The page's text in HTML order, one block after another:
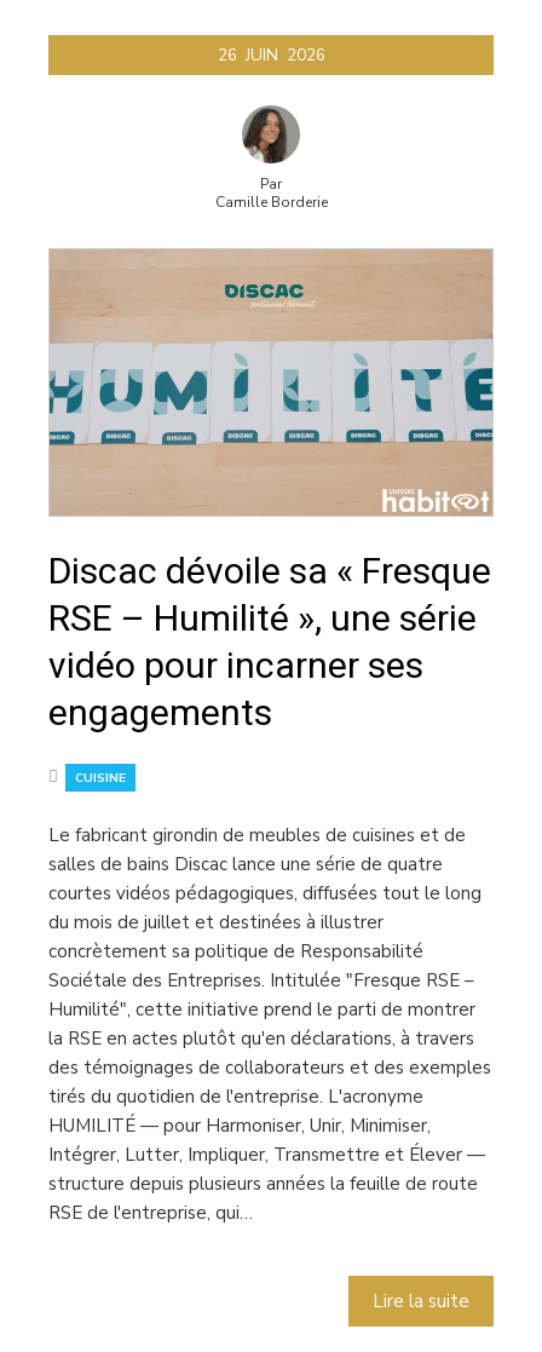
26 JUIN 2026
Par
Camille Borderie
Discac dévoile sa « Fresque
RSE – Humilité », une série
vidéo pour incarner ses
engagements
CUISINE
Le fabricant girondin de meubles de cuisines et de
salles de bains Discac lance une série de quatre
courtes vidéos pédagogiques, diffusées tout le long
du mois de juillet et destinées à illustrer
concrètement sa politique de Responsabilité
Sociétale des Entreprises. Intitulée "Fresque RSE –
Humilité", cette initiative prend le parti de montrer
la RSE en actes plutôt qu'en déclarations, à travers
des témoignages de collaborateurs et des exemples
tirés du quotidien de l'entreprise. L'acronyme
HUMILITÉ — pour Harmoniser, Unir, Minimiser,
Intégrer, Lutter, Impliquer, Transmettre et Élever —
structure depuis plusieurs années la feuille de route
RSE de l'entreprise, qui…
Lire la suite